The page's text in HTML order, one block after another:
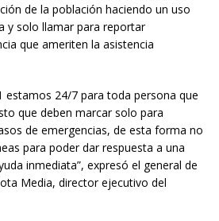
de la población haciendo un uso
y solo llamar para reportar
que ameriten la asistencia
estamos 24/7 para toda persona que
que deben marcar solo para
de emergencias, de esta forma no
para poder dar respuesta a una
inmediata”, expresó el general de
Media, director ejecutivo del